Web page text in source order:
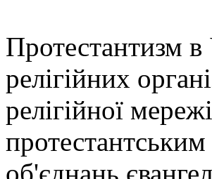
Протестантизм в
релігійних
релігійної